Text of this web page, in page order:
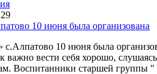
10 июня была
важно вести себя хорошо,
Воспитанники старшей группы